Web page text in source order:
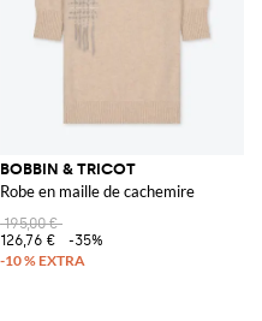
BOBBIN & TRICOT
Robe en maille de cachemire
195,00 €
126,76 €
-35%